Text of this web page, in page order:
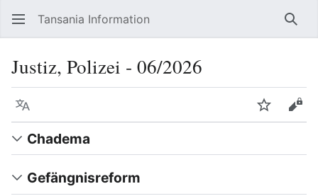
Tansania Information
Justiz, Polizei ‐ 06/2026
Sprache
Chadema
Gefängnisreform